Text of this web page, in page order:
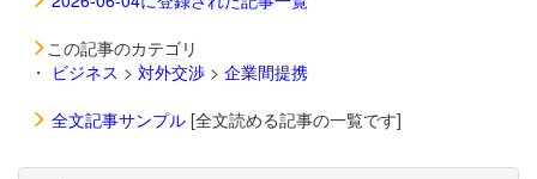
この記事のカテゴリ
・ ビジネス > 対外交渉 > 企業間提携
全文記事サンプル [全文読める記事の一覧です]